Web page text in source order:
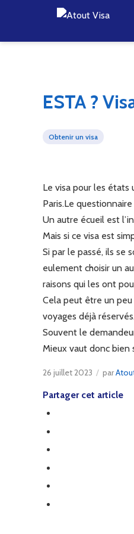
ESTA ?
Obtenir un visa
Le visa pour les états
Paris.Le
Un autre écueil est
Mais si ce visa est
Si par le passé, ils se
eulement choisir un
raisons qui les ont
Cela peut être un
voyages déjà
Souvent le
Mieux vaut donc bien
26 juillet 2023 / par
Partager cet article